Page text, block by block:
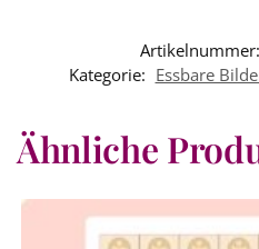
Artikelnummer:
Kategorie: Essbare
Ähnliche